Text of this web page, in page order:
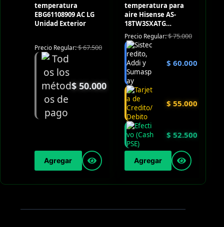
temperatura
EBG61108909 AC LG
Unidad Exterior
Precio Regular:$67.500
$50.000
Agregar
temperatura para
aire Hisense AS-
18TW3SXATG
(Outdoor)
Precio Regular:$75.000
$ 60.000
$ 55.000
$ 52.500
Agregar